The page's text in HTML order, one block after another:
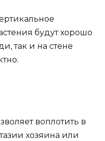
будут хорошо
так и на стене
воплотить в
хозяина или